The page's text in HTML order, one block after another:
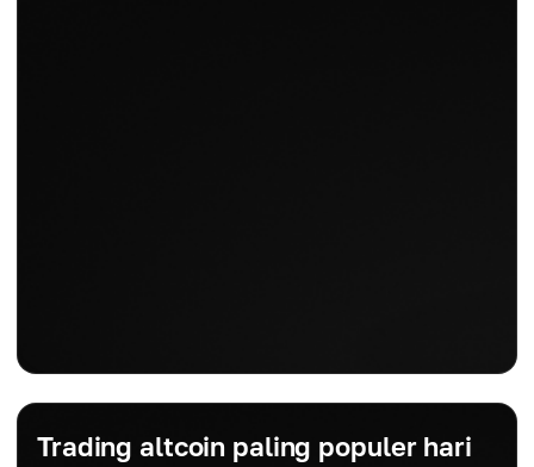
Trading altcoin paling populer hari